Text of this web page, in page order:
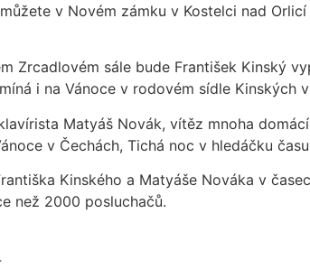
v Novém zámku v Kostelci nad
Zrcadlovém sále bude František Kinský
i na Vánoce v rodovém sídle Kinských
Matyáš Novák, vítěz mnoha
v Čechách, Tichá noc v hledáčku
Kinského a Matyáše Nováka v
než 2000 posluchačů.